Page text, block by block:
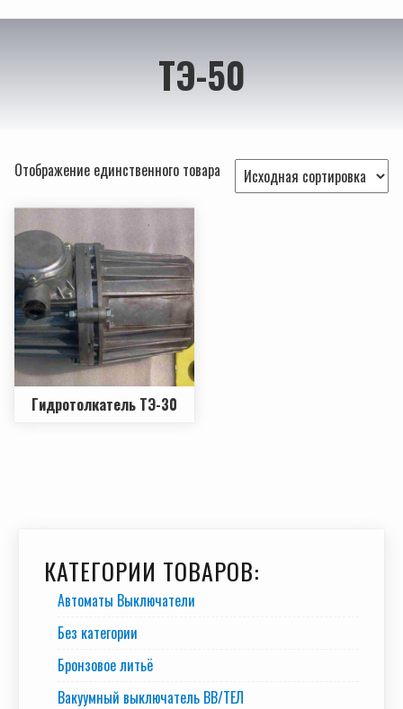
ТЭ-50
Отображение единственного товара
Гидротолкатель ТЭ-30
КАТЕГОРИИ ТОВАРОВ:
Автоматы Выключатели
Без категории
Бронзовое литьё
Вакуумный выключатель BB/TEЛ